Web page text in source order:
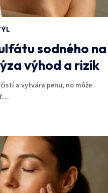
sodného na
výhod a rizík
a vytvára penu, no môže